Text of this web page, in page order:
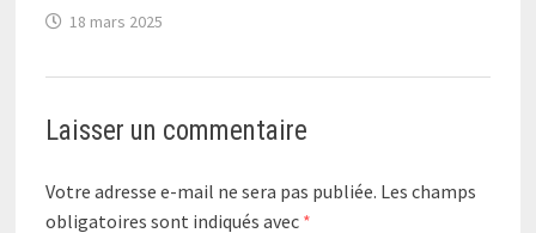
18 mars 2025
Laisser un commentaire
Votre adresse e-mail ne sera pas publiée. Les champs
obligatoires sont indiqués avec *